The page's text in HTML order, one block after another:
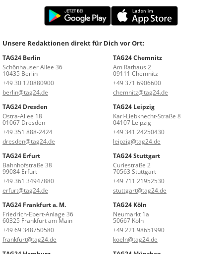
Unsere Redaktionen direkt für Dich vor Ort:
TAG24 Berlin
Schönhauser Allee 36
10435 Berlin
+49 30 120880900
berlin@tag24.de
TAG24 Chemnitz
Am Rathaus 2
09111 Chemnitz
+49 371 6906600
chemnitz@tag24.de
TAG24 Dresden
Ostra-Allee 18
01067 Dresden
+49 351 888-2424
dresden@tag24.de
TAG24 Leipzig
Karl-Liebknecht-Straße 8
04107 Leipzig
+49 341 24250430
leipzig@tag24.de
TAG24 Erfurt
Bahnhofstraße 38
99084 Erfurt
+49 361 34947880
erfurt@tag24.de
TAG24 Stuttgart
Curiestraße 2
70563 Stuttgart
+49 711 21952530
stuttgart@tag24.de
TAG24 Frankfurt a. M.
Friedrich-Ebert-Anlage 36
60325 Frankfurt am Main
+49 69 348750580
frankfurt@tag24.de
TAG24 Köln
Neumarkt 1a
50667 Köln
+49 221 98651990
koeln@tag24.de